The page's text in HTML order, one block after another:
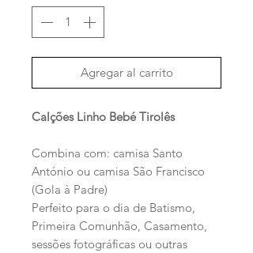
Agregar al carrito
Calções Linho Bebé Tirolês
Combina com: camisa Santo
António ou camisa São Francisco
(Gola à Padre)
Perfeito para o dia de Batismo,
Primeira Comunhão, Casamento,
sessões fotográficas ou outras